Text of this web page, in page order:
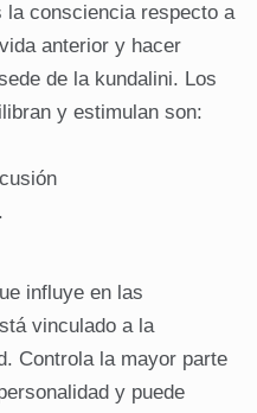
la consciencia respecto a
anterior y hacer
de la kundalini. Los
y estimulan son:
influye en las
vinculado a la
Controla la mayor parte
y puede